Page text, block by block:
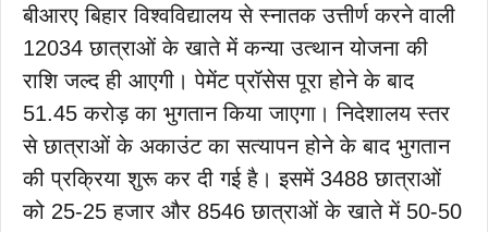
बीआरए बिहार विश्वविद्यालय से स्नातक उत्तीर्ण करने वाली
12034 छात्राओं के खाते में कन्या उत्थान योजना की
राशि जल्द ही आएगी। पेमेंट प्रॉसेस पूरा होने के बाद
51.45 करोड़ का भुगतान किया जाएगा। निदेशालय स्तर
से छात्राओं के अकाउंट का सत्यापन होने के बाद भुगतान
की प्रक्रिया शुरू कर दी गई है। इसमें 3488 छात्राओं
को 25-25 हजार और 8546 छात्राओं के खाते में 50-50